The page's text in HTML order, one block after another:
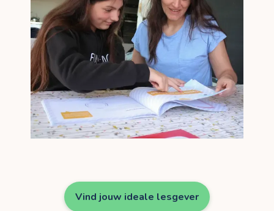
Vind jouw ideale lesgever